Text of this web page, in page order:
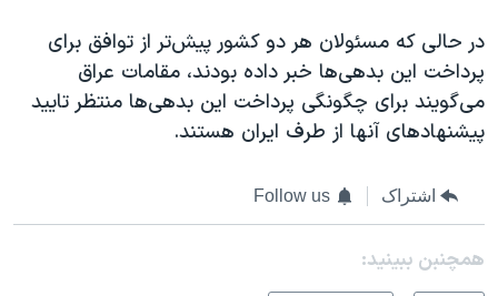
در حالی که مسئولان هر دو کشور پیش‌تر از توافق برای
پرداخت این بدهی‌ها خبر داده بودند، مقامات عراق
می‌گویند برای چگونگی پرداخت این بدهی‌ها منتظر تایید
پیشنهادهای آنها از طرف ایران هستند.
اشتراک Follow us
همچنبن ببینید: